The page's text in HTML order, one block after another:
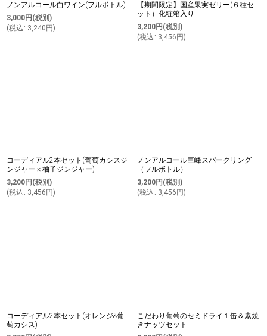
ノンアルコール白ワイン(フルボトル)
3,000円 (税別)
(税込 : 3,240 円)
【期間限定】国産果実ゼリー(６種セ
ット）化粧箱入り
3,200円 (税別)
(税込 : 3,456 円)
コーディアル2本セット(葡萄カシスジ
ンジャー × 柚子ジンジャー)
3,200円 (税別)
(税込 : 3,456 円)
ノンアルコール巨峰スパークリング
（フルボトル）
3,200円 (税別)
(税込 : 3,456 円)
コーディアル2本セット(オレンジ&葡
萄カシス)
こだわり葡萄のセミドライ１缶＆素焼
きナッツセット